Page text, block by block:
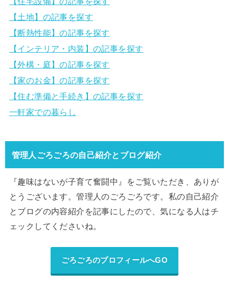
【土地】の記事を探す
【断熱性能】の記事を探す
【インテリア・内装】の記事を探す
【外構・庭】の記事を探す
【家のお金】の記事を探す
【住む準備と手続き】の記事を探す
一軒家での暮らし
管理人ごろごろの自己紹介とブログ紹介
『趣味はないが子育て奮闘中』をご覧いただき、ありが
とうございます。管理人のごろごろです。私の自己紹介
とブログの内容紹介を記事にしたので、気になる人はチ
ェックしてくださいね。
ごろごろのプロフィールへGO